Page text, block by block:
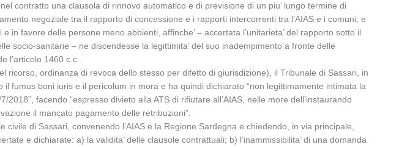
contratto una clausola di rinnovo automatico e di previsione di un piu’ lungo termine di
negoziale tra il rapporto di concessione e i rapporti intercorrenti tra l’AIAS e i comuni, e
favore delle persone meno abbienti, affinche’ – accertata l’unitarieta’ del rapporto sotto il
socio-sanitarie – ne discendesse la legittimita’ del suo inadempimento a fronte delle
1460 c.c..
ordinanza di revoca dello stesso per difetto di giurisdizione), il Tribunale di Sassari, in
fumus boni iuris e il pericolum in mora e ha quindi dichiarato “non legittimamente intimata la
facendo “espresso divieto alla ATS di rifiutare all’AIAS, nelle more dell’instaurando
il mancato pagamento delle retribuzioni”.
di Sassari, convenendo l’AIAS e la Regione Sardegna e chiedendo, in via principale,
e dichiarate: a) la validita’ delle clausole contrattuali; b) l’inammissibilita’ di una domanda